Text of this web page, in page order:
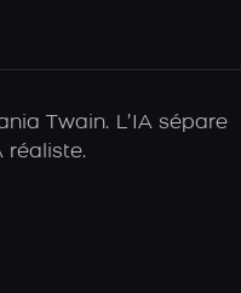
Twain. L’IA sépare
réaliste.